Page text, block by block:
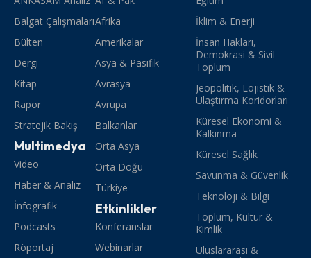
Balgat Çalışmaları
Bülten
Dergi
Kitap
Rapor
Stratejik Bakış
Multimedya
Video
Haber & Analiz
İnfografik
Podcasts
Röportaj
Afrika
Amerikalar
Asya & Pasifik
Avrasya
Avrupa
Balkanlar
Orta Asya
Orta Doğu
Türkiye
Etkinlikler
Konferanslar
Webinarlar
İklim & Enerji
İnsan Hakları,
Demokrasi & Sivil
Toplum
Jeopolitik, Lojistik &
Ulaştırma Koridorları
Küresel Ekonomi &
Kalkınma
Küresel Sağlık
Savunma & Güvenlik
Teknoloji & Bilgi
Toplum, Kültür &
Kimlik
Uluslararası &